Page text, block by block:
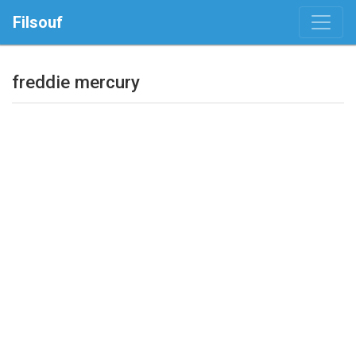
Filsouf
freddie mercury